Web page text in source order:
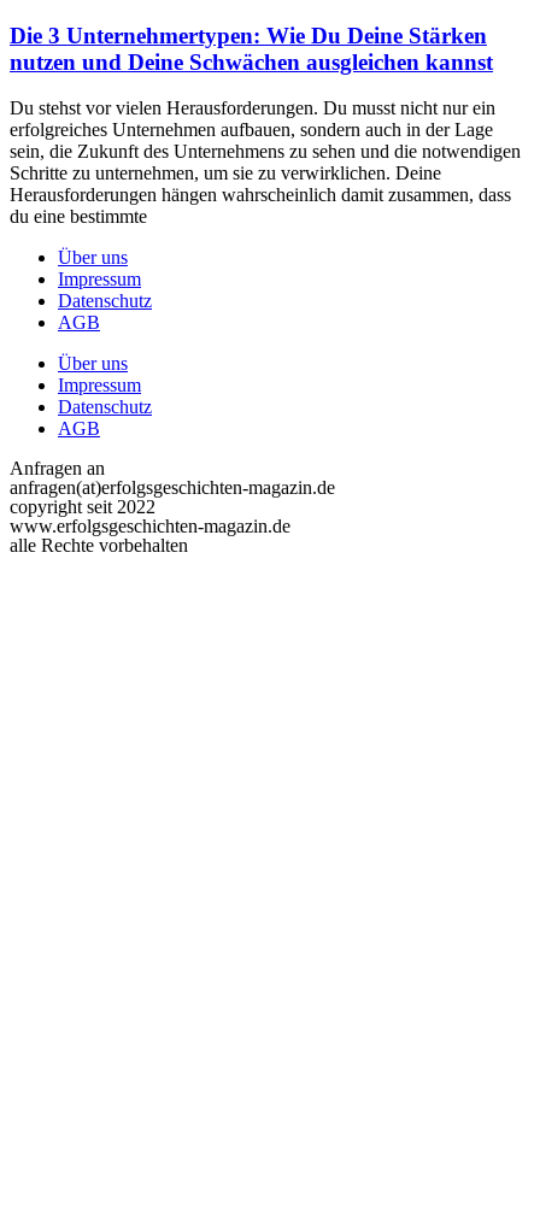
Die 3 Unternehmertypen: Wie Du Deine Stärken
nutzen und Deine Schwächen ausgleichen kannst
Du stehst vor vielen Herausforderungen. Du musst nicht nur ein
erfolgreiches Unternehmen aufbauen, sondern auch in der Lage
sein, die Zukunft des Unternehmens zu sehen und die notwendigen
Schritte zu unternehmen, um sie zu verwirklichen. Deine
Herausforderungen hängen wahrscheinlich damit zusammen, dass
du eine bestimmte
Über uns
Impressum
Datenschutz
AGB
Über uns
Impressum
Datenschutz
AGB
Anfragen an
anfragen(at)erfolgsgeschichten-magazin.de
copyright seit 2022
www.erfolgsgeschichten-magazin.de
alle Rechte vorbehalten